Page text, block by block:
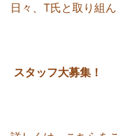
日々、T氏と取り組ん
スタッフ大募集！